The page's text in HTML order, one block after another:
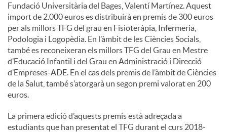
Fundació Universitària del Bages, Valentí Martínez. Aquest
import de 2.000 euros es distribuirà en premis de 300 euros
per als millors TFG del grau en Fisioteràpia, Infermeria,
Podologia i Logopèdia. En l’àmbit de les Ciències Socials,
també es reconeixeran els millors TFG del Grau en Mestre
d’Educació Infantil i del Grau en Administració i Direcció
d’Empreses-ADE. En el cas dels premis de l’àmbit de Ciències
de la Salut, també s’atorgarà un segon premi valorat en 200
euros.
La primera edició d’aquests premis està adreçada a
estudiants que han presentat el TFG durant el curs 2018-